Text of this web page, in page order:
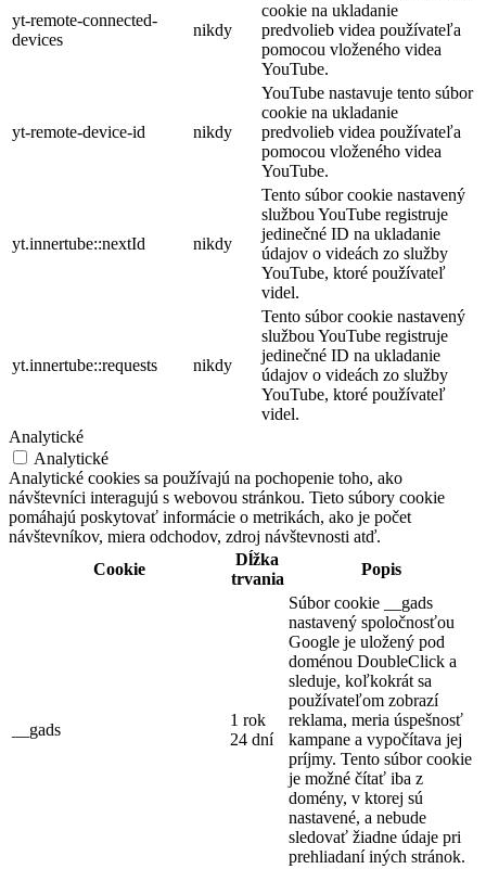
yt-remote-connected-
devices
nikdy
cookie na ukladanie
predvolieb videa používateľa
pomocou vloženého videa
YouTube.
yt-remote-device-id nikdy
YouTube nastavuje tento súbor
cookie na ukladanie
predvolieb videa používateľa
pomocou vloženého videa
YouTube.
yt.innertube::nextId nikdy
Tento súbor cookie nastavený
službou YouTube registruje
jedinečné ID na ukladanie
údajov o videách zo služby
YouTube, ktoré používateľ
videl.
yt.innertube::requests nikdy
Tento súbor cookie nastavený
službou YouTube registruje
jedinečné ID na ukladanie
údajov o videách zo služby
YouTube, ktoré používateľ
videl.
Analytické
Analytické
Analytické cookies sa používajú na pochopenie toho, ako
návštevníci interagujú s webovou stránkou. Tieto súbory cookie
pomáhajú poskytovať informácie o metrikách, ako je počet
návštevníkov, miera odchodov, zdroj návštevnosti atď.
Cookie
Dĺžka
trvania
Popis
__gads
1 rok
24 dní
Súbor cookie __gads
nastavený spoločnosťou
Google je uložený pod
doménou DoubleClick a
sleduje, koľkokrát sa
používateľom zobrazí
reklama, meria úspešnosť
kampane a vypočítava jej
príjmy. Tento súbor cookie
je možné čítať iba z
domény, v ktorej sú
nastavené, a nebude
sledovať žiadne údaje pri
prehliadaní iných stránok.